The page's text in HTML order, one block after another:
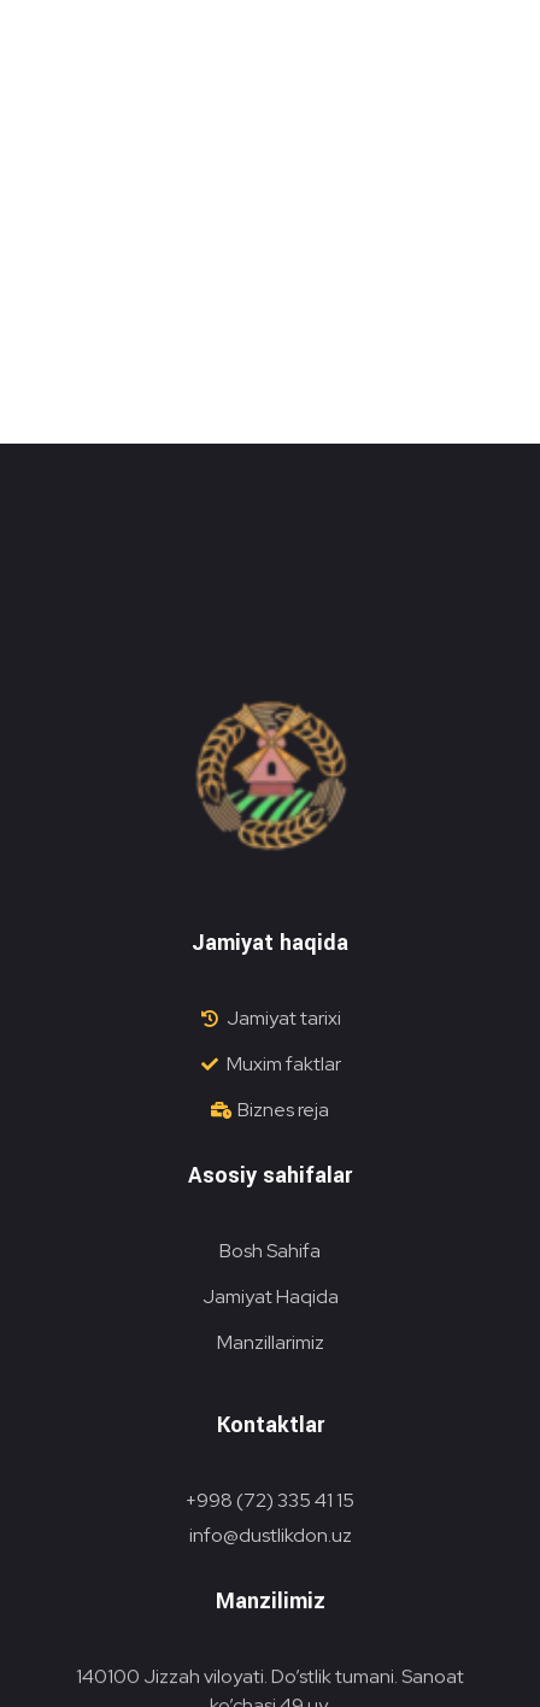
Jamiyat haqida
Jamiyat tarixi
Muxim faktlar
Biznes reja
Asosiy sahifalar
Bosh Sahifa
Jamiyat Haqida
Manzillarimiz
Kontaktlar
+998 (72) 335 41 15
info@dustlikdon.uz
Manzilimiz
140100 Jizzah viloyati. Do’stlik tumani. Sanoat